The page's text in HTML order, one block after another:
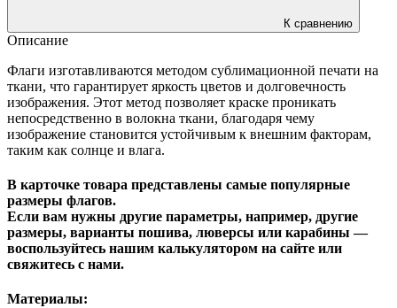
К сравнению
Описание
Флаги изготавливаются методом сублимационной печати на
ткани, что гарантирует яркость цветов и долговечность
изображения. Этот метод позволяет краске проникать
непосредственно в волокна ткани, благодаря чему
изображение становится устойчивым к внешним факторам,
таким как солнце и влага.
В карточке товара представлены самые популярные
размеры флагов.
Если вам нужны другие параметры, например, другие
размеры, варианты пошива, люверсы или карабины —
воспользуйтесь нашим калькулятором на сайте или
свяжитесь с нами.
Материалы: